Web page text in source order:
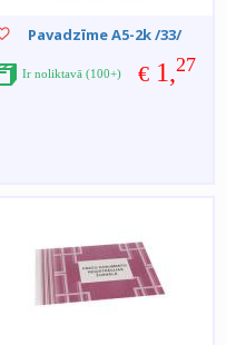
Pavadzīme A5-2k /33/
€ 1,27
Ir noliktavā (100+)